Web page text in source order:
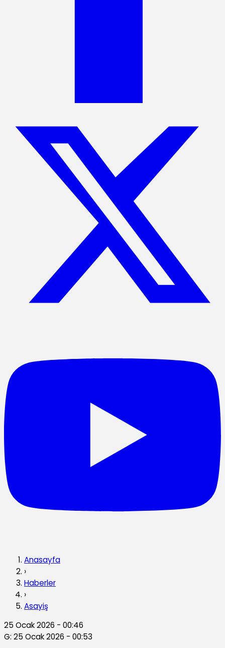
Anasayfa
›
Haberler
›
Asayiş
25 Ocak 2026 - 00:46
G: 25 Ocak 2026 - 00:53